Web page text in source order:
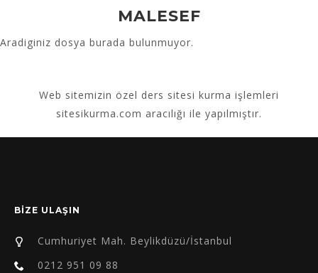
MALESEF
Aradiginiz dosya burada bulunmuyor.
Web sitemizin özel ders sitesi kurma işlemleri
sitesikurma.com aracılığı ile yapılmıştır.
BİZE ULAŞIN
Cumhuriyet Mah. Beylikdüzü/İstanbul
0212 951 09 88